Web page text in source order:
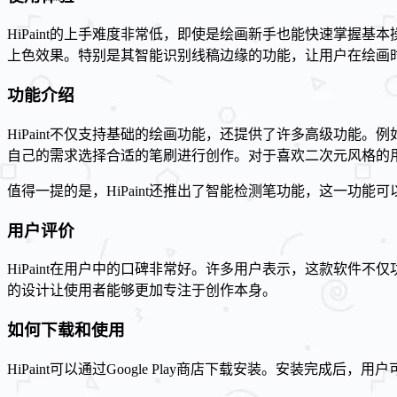
HiPaint的上手难度非常低，即使是绘画新手也能快速掌握基
上色效果。特别是其智能识别线稿边缘的功能，让用户在绘
功能介绍
HiPaint不仅支持基础的绘画功能，还提供了许多高级功能。
自己的需求选择合适的笔刷进行创作。对于喜欢二次元风格
值得一提的是，HiPaint还推出了智能检测笔功能，这一功能
用户评价
HiPaint在用户中的口碑非常好。许多用户表示，这款软件不
的设计让使用者能够更加专注于创作本身。
如何下载和使用
HiPaint可以通过Google Play商店下载安装。安装完成后，用